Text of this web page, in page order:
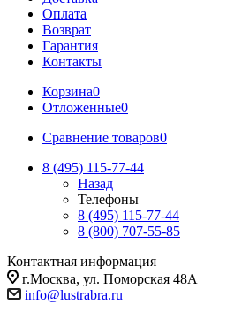
Оплата
Возврат
Гарантия
Контакты
Корзина0
Отложенные0
Сравнение товаров0
8 (495) 115-77-44
Назад
Телефоны
8 (495) 115-77-44
8 (800) 707-55-85
Контактная информация
г.Москва, ул. Поморская 48А
info@lustrabra.ru